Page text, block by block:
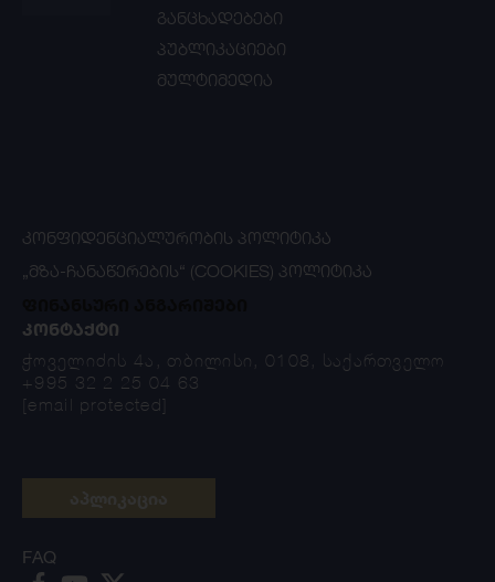
განცხადებები
პუბლიკაციები
მულტიმედია
ᲙᲝᲜᲤᲘᲓᲔᲜᲪᲘᲐᲚᲣᲠᲝᲑᲘᲡ ᲞᲝᲚᲘᲢᲘᲙᲐ
„ᲛᲖᲐ-ᲩᲐᲜᲐᲬᲔᲠᲔᲑᲘᲡ“ (COOKIES) ᲞᲝᲚᲘᲢᲘᲙᲐ
ᲙᲝᲜᲢᲐᲥᲢᲘ
ჭოველიძის 4ა, თბილისი, 0108, საქართველო
+995 32 2 25 04 63
[email protected]
FAQ